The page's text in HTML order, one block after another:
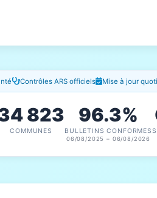
Contrôles ARS officiels Mise à jour
823
COMMUNES
96.3%
BULLETINS CONFORMES
06/08/2025 – 06/08/2026